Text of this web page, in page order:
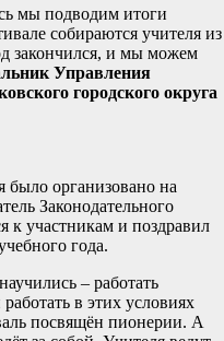
мы подводим итоги
собираются учителя из
закончился, и мы можем
Управления
городского округа
было организовано на
Законодательного
к участникам и поздравил
года.
– работать
в этих условиях
посвящён пионерии. А